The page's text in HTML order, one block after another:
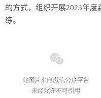
的方式，组织开展2023年
练。